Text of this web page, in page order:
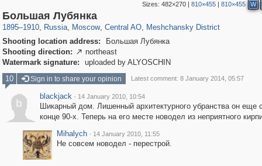
Sizes:482×270 |810×455 |810×455 W
Большая Лубянка
1895–1910, Russia
1,407,325
, Moscow
319,882 8,286
, Central AO
160,021
, Meshchansky District
Shooting location address:
Большая Лубянка
Shooting direction:  northeast
Watermark signature:
uploaded by ALYOSCHIN
10
Sign in to share your opinion Latest comment: 8 January 2014, 05:57
b
blackjack · 14 January 2010, 10:54
Шикарный дом. Лишенный архитектурного убранства он еще
конце 90-х. Теперь на его месте новодел из неприятного
Mihalych · 14 January 2010, 11:55
Не совсем новодел - перестрой.